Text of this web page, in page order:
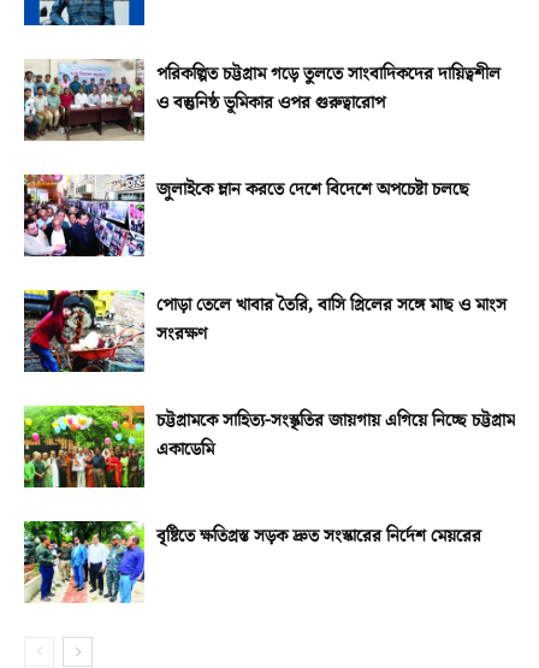
পরিকল্পিত চট্টগ্রাম গড়ে তুলতে সাংবাদিকদের দায়িত্বশীল
ও বস্তুনিষ্ঠ ভূমিকার ওপর গুরুত্বারোপ
জুলাইকে ম্লান করতে দেশে বিদেশে অপচেষ্টা চলছে
পোড়া তেলে খাবার তৈরি, বাসি গ্রিলের সঙ্গে মাছ ও মাংস
সংরক্ষণ
চট্টগ্রামকে সাহিত্য-সংস্কৃতির জায়গায় এগিয়ে নিচ্ছে চট্টগ্রাম
একাডেমি
বৃষ্টিতে ক্ষতিগ্রস্ত সড়ক দ্রুত সংস্কারের নির্দেশ মেয়রের